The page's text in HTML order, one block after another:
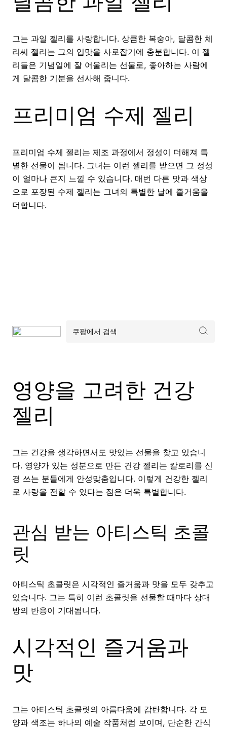
그는 과일 젤리를 사랑합니다. 상큼한 복숭아, 달콤한 체
리씨 젤리는 그의 입맛을 사로잡기에 충분합니다. 이 젤
리들은 기념일에 잘 어울리는 선물로, 좋아하는 사람에
게 달콤한 기분을 선사해 줍니다.
프리미엄 수제 젤리
프리미엄 수제 젤리는 제조 과정에서 정성이 더해져 특
별한 선물이 됩니다. 그녀는 이런 젤리를 받으면 그 정성
이 얼마나 큰지 느낄 수 있습니다. 매번 다른 맛과 색상
으로 포장된 수제 젤리는 그녀의 특별한 날에 즐거움을
더합니다.
영양을 고려한 건강
젤리
그는 건강을 생각하면서도 맛있는 선물을 찾고 있습니
다. 영양가 있는 성분으로 만든 건강 젤리는 칼로리를 신
경 쓰는 분들에게 안성맞춤입니다. 이렇게 건강한 젤리
로 사랑을 전할 수 있다는 점은 더욱 특별합니다.
관심 받는 아티스틱 초콜
릿
아티스틱 초콜릿은 시각적인 즐거움과 맛을 모두 갖추고
있습니다. 그는 특히 이런 초콜릿을 선물할 때마다 상대
방의 반응이 기대됩니다.
시각적인 즐거움과
맛
그는 아티스틱 초콜릿의 아름다움에 감탄합니다. 각 모
양과 색조는 하나의 예술 작품처럼 보이며, 단순한 간식